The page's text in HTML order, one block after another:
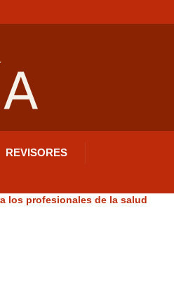
REVISORES
los profesionales de la salud